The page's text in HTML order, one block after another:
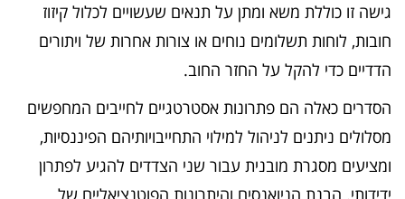
גישה זו כוללת משא ומתן על תנאים שעשויים לכלול קיזוז
חובות, לוחות תשלומים נוחים או צורות אחרות של ויתורים
הדדיים כדי להקל על החזר החוב.
הסדרים כאלה הם פתרונות אסטרטגיים לחייבים המחפשים
מסלולים ניתנים לניהול למילוי התחייבויותיהם הפיננסיות,
ומציעים מסגרת מובנית עבור שני הצדדים להגיע לפתרון
ידידותי. הבנת הניואנסים והיתרונות הפוטנציאליים של